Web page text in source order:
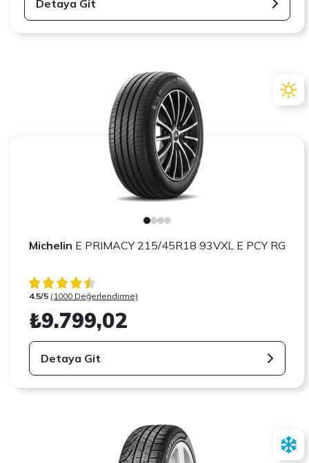
Detaya Git
Michelin E PRIMACY 215/45R18 93VXL E PCY RG
4.5/5 (1000 Değerlendirme)
₺9.799,02
Detaya Git